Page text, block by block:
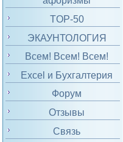
TOP-50
ЭКАУНТОЛОГИЯ
Всем! Всем! Всем!
Excel и Бухгалтерия
Форум
Отзывы
Связь